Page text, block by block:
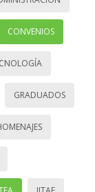
CONVENIOS
GRADUADOS